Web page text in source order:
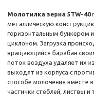
Молотилка зерна 5TW-40
металлическую
горизонтальным бункером
циклоном. Загрузка
вращающийся барабан
поток воздуха удаляет их
выходят из корпуса с
способе молочения вместе
частички стеблей, листвы и